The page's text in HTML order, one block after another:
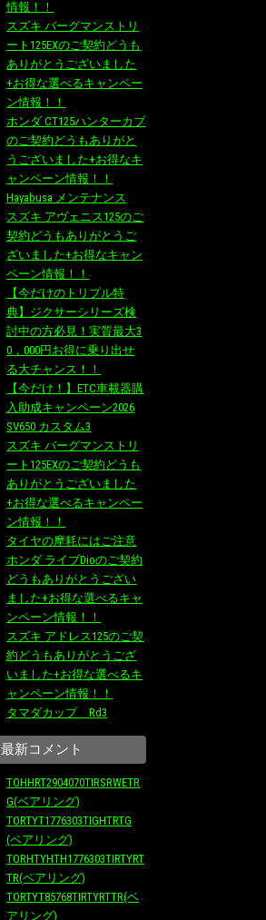
情報！！
スズキ バーグマンストリ
ート125EXのご契約どうも
ありがとうございました
+お得な選べるキャンペー
ン情報！！
ホンダ CT125ハンターカブ
のご契約どうもありがと
うございました+お得なキ
ャンペーン情報！！
Hayabusa メンテナンス
スズキ アヴェニス125のご
契約どうもありがとうご
ざいました+お得なキャン
ペーン情報！！
【今だけのトリプル特
典】ジクサーシリーズ検
討中の方必見！実質最大3
0，000円お得に乗り出せ
る大チャンス！！
【今だけ！】ETC車載器購
入助成キャンペーン2026
SV650 カスタム3
スズキ バーグマンストリ
ート125EXのご契約どうも
ありがとうございました
+お得な選べるキャンペー
ン情報！！
タイヤの摩耗にはご注意
ホンダ ライブDioのご契約
どうもありがとうござい
ました+お得な選べるキャ
ンペーン情報！！
スズキ アドレス125のご契
約どうもありがとうござ
いました+お得な選べるキ
ャンペーン情報！！
タマダカップ Rd3
最新コメント
TOHHRT2904070TIRSRWETR
G(ベアリング)
TORTYT1776303TIGHTRTG
(ベアリング)
TORHTYHTH1776303TIRTYRT
TR(ベアリング)
TORTYT85768TIRTYRTTR(ベ
アリング)